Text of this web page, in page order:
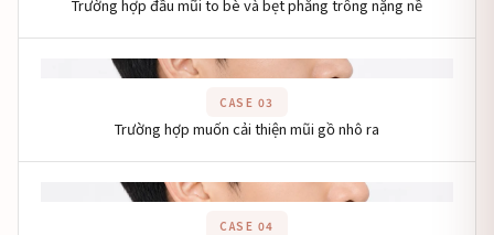
Trường hợp đầu mũi to bè và bẹt phẳng trông nặng nề
Khu vực hình ảnh
CASE 03
Trường hợp muốn cải thiện mũi gồ nhô ra
Khu vực hình ảnh
CASE 04